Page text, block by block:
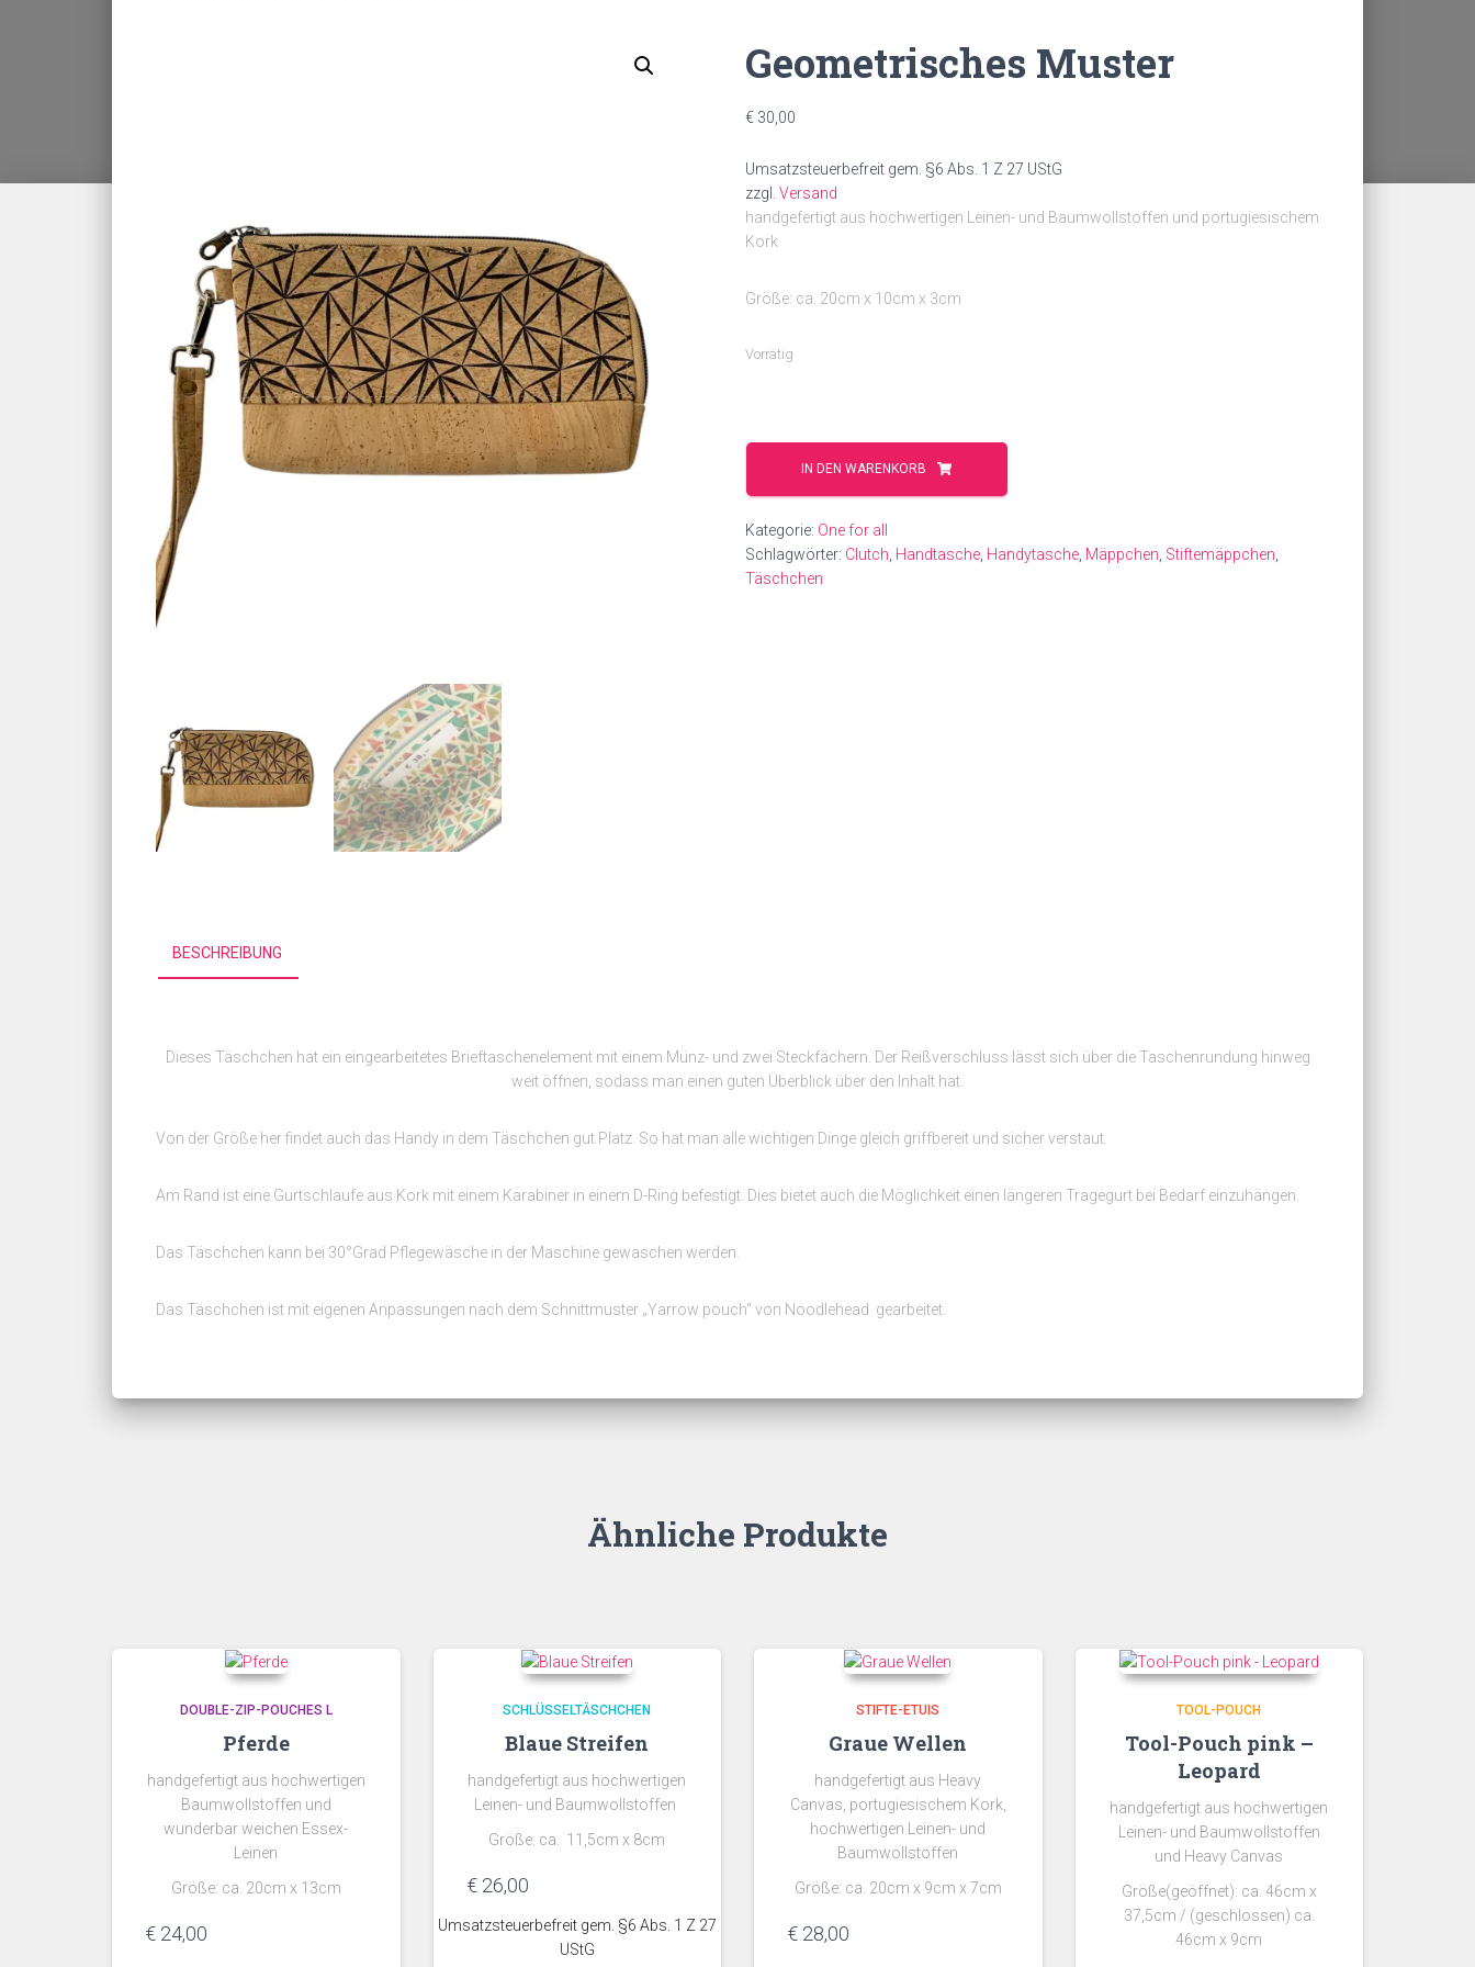
Geometrisches Muster
€ 30,00
Umsatzsteuerbefreit gem. §6 Abs. 1 Z 27 UStG
zzgl. Versand
handgefertigt aus hochwertigen Leinen- und Baumwollstoffen und portugiesischem
Kork
Größe: ca. 20cm x 10cm x 3cm
Vorrätig
Geometrisches
Menge
IN DEN WARENKORB
Kategorie: One for all
Schlagwörter: Clutch Handtasche Handytasche Mäppchen Stiftemäppchen
Täschchen
BESCHREIBUNG
Dieses Täschchen hat ein eingearbeitetes Brieftaschenelement mit einem Münz- und zwei Steckfächern. Der Reißverschluss lässt sich über die Taschenrundung hinweg
weit öffnen, sodass man einen guten Überblick über den Inhalt hat.
Von der Größe her findet auch das Handy in dem Täschchen gut Platz. So hat man alle wichtigen Dinge gleich griffbereit und sicher verstaut.
Am Rand ist eine Gurtschlaufe aus Kork mit einem Karabiner in einem D-Ring befestigt. Dies bietet auch die Möglichkeit einen längeren Tragegurt bei Bedarf einzuhängen.
Das Täschchen kann bei 30°Grad Pflegewäsche in der Maschine gewaschen werden.
Das Täschchen ist mit eigenen Anpassungen nach dem Schnittmuster „Yarrow pouch“ von Noodlehead gearbeitet.
Ähnliche Produkte
DOUBLE-ZIP-POUCHES L
Pferde
handgefertigt aus hochwertigen
Baumwollstoffen und
wunderbar weichen Essex-
Leinen
Größe: ca. 20cm x 13cm
€ 24,00
SCHLÜSSELTÄSCHCHEN
Blaue Streifen
handgefertigt aus hochwertigen
Leinen- und Baumwollstoffen
Größe: ca. 11,5cm x 8cm
€26,00
Umsatzsteuerbefreit gem. §6 Abs. 1 Z 27
UStG
STIFTE-ETUIS
Graue Wellen
handgefertigt aus Heavy
Canvas, portugiesischem Kork,
hochwertigen Leinen- und
Baumwollstoffen
Größe: ca. 20cm x 9cm x 7cm
€ 28,00
TOOL-POUCH
Tool-Pouch pink –
Leopard
handgefertigt aus hochwertigen
Leinen- und Baumwollstoffen
und Heavy Canvas
Größe(geöffnet): ca. 46cm x
37,5cm / (geschlossen) ca.
46cm x 9cm